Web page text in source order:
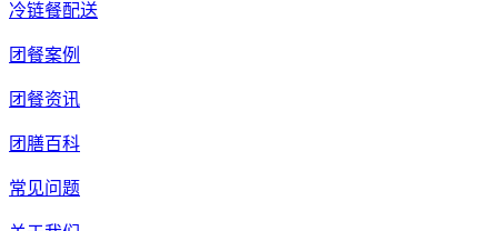
冷链餐配送
团餐案例
团餐资讯
团膳百科
常见问题